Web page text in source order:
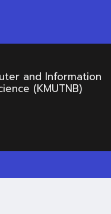
and Information
(KMUTNB)